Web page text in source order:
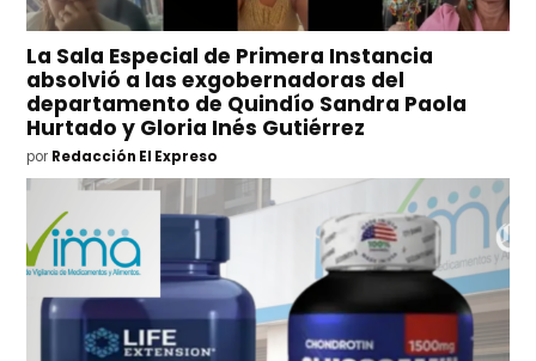
La Sala Especial de Primera Instancia
absolvió a las exgobernadoras del
departamento de Quindío Sandra Paola
Hurtado y Gloria Inés Gutiérrez
por Redacción El Expreso